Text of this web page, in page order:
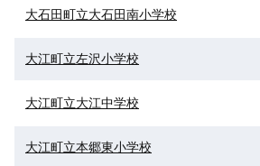
大石田町立大石田南小学校
大江町立左沢小学校
大江町立大江中学校
大江町立本郷東小学校